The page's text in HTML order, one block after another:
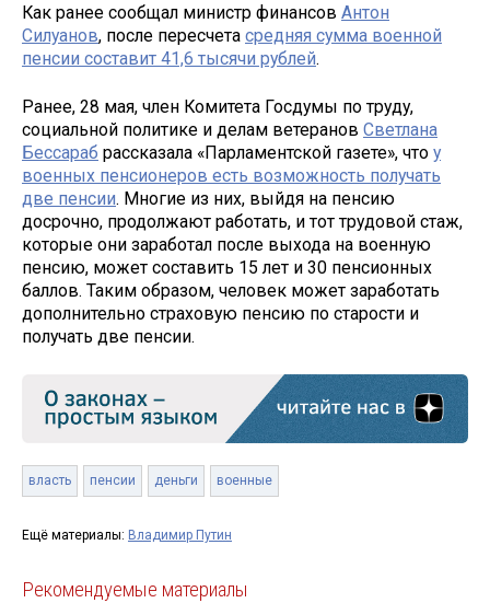
Как ранее сообщал министр финансов Антон
Силуанов, после пересчета средняя сумма военной
пенсии составит 41,6 тысячи рублей.
Ранее, 28 мая, член Комитета Госдумы по труду,
социальной политике и делам ветеранов Светлана
Бессараб рассказала «Парламентской газете», что у
военных пенсионеров есть возможность получать
две пенсии. Многие из них, выйдя на пенсию
досрочно, продолжают работать, и тот трудовой стаж,
которые они заработал после выхода на военную
пенсию, может составить 15 лет и 30 пенсионных
баллов. Таким образом, человек может заработать
дополнительно страховую пенсию по старости и
получать две пенсии.
власть пенсии деньги военные
Ещё материалы: Владимир Путин
Рекомендуемые материалы